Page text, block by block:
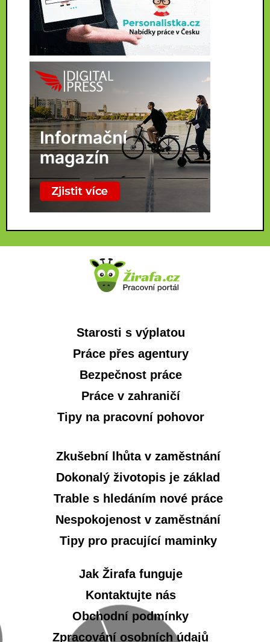
Starosti s výplatou
Práce přes agentury
Bezpečnost práce
Práce v zahraničí
Tipy na pracovní pohovor
Zkušební lhůta v zaměstnání
Dokonalý životopis je základ
Trable s hledáním nové práce
Nespokojenost v zaměstnání
Tipy pro pracující maminky
Jak Žirafa funguje
Kontaktujte nás
Obchodní podmínky
Zpracování osobních údajů